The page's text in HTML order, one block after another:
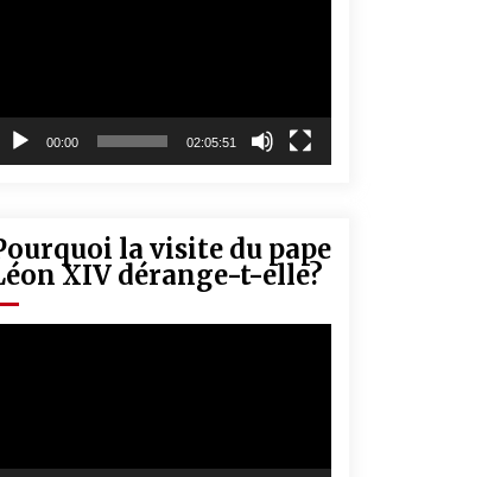
00:00 02:05:51
la visite du pape
XIV dérange-t-elle?